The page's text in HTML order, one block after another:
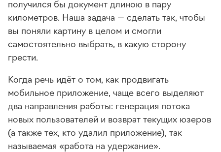
получился бы документ длиною в пару
километров. Наша задача — сделать так, чтобы
вы поняли картину в целом и смогли
самостоятельно выбрать, в какую сторону
грести.
Когда речь идёт о том, как продвигать
мобильное приложение, чаще всего выделяют
два направления работы: генерация потока
новых пользователей и возврат текущих юзеров
(а также тех, кто удалил приложение), так
называемая «работа на удержание».